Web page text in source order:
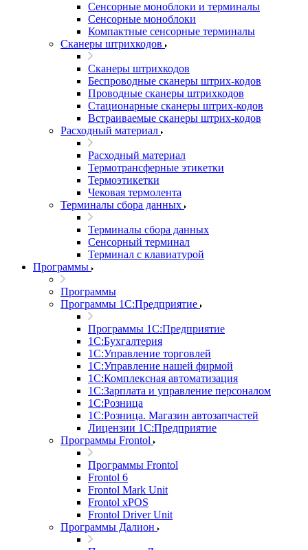
Сенсорные моноблоки и терминалы
Сенсорные моноблоки
Компактные сенсорные терминалы
Сканеры штрихкодов
Сканеры штрихкодов
Беспроводные сканеры штрих-кодов
Проводные сканеры штрихкодов
Стационарные сканеры штрих-кодов
Встраиваемые сканеры штрих-кодов
Расходный материал
Расходный материал
Термотрансферные этикетки
Термоэтикетки
Чековая термолента
Терминалы сбора данных
Терминалы сбора данных
Сенсорный терминал
Терминал с клавиатурой
Программы
Программы
Программы 1С:Предприятие
Программы 1С:Предприятие
1С:Бухгалтерия
1С:Управление торговлей
1С:Управление нашей фирмой
1С:Комплексная автоматизация
1С:Зарплата и управление персоналом
1С:Розница
1С:Розница. Магазин автозапчастей
Лицензии 1С:Предприятие
Программы Frontol
Программы Frontol
Frontol 6
Frontol Mark Unit
Frontol xPOS
Frontol Driver Unit
Программы Далион